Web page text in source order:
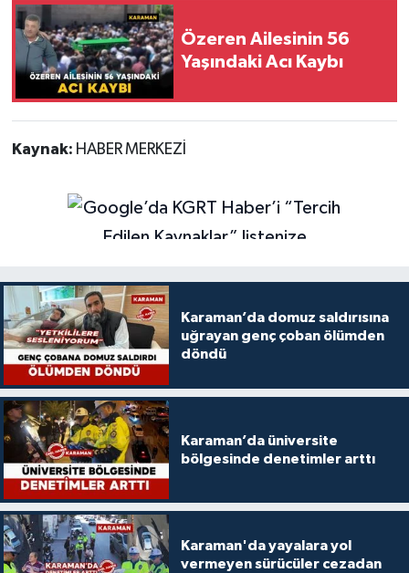
Özeren Ailesinin 56
Yaşındaki Acı Kaybı
Kaynak: HABER MERKEZİ
Karaman’da domuz saldırısına
uğrayan genç çoban ölümden
döndü
Karaman’da üniversite
bölgesinde denetimler arttı
Karaman'da yayalara yol
vermeyen sürücüler cezadan